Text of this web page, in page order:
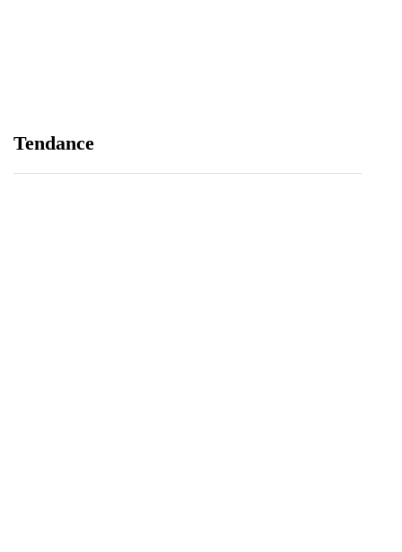
Tivaouane : le Centre hospitalier national Seydi
El Hadji Malick Sy démarre ses activités lundi !
6 août 2026
Tendance